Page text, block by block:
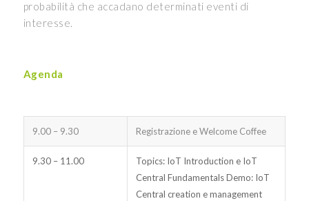
probabilità che accadano determinati eventi di
interesse.
Agenda
9.00 – 9.30 Registrazione e Welcome Coffee
9.30 – 11.00
Topics: IoT Introduction e IoT
Central Fundamentals Demo: IoT
Central creation e management